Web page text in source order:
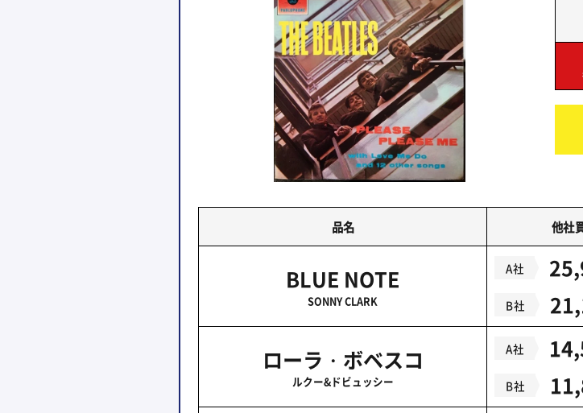
品名 他社
BLUE NOTE
SONNY CLARK
A社
B社
ローラ・ボベスコ
ルクー&ドビュッシー
A社
B社